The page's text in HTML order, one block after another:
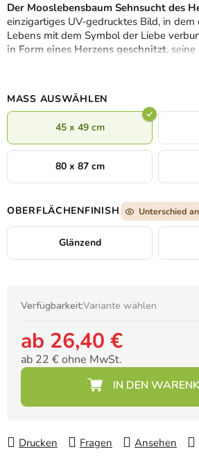
Der Mooslebensbaum Sehnsucht des
einzigartiges UV-gedrucktes Bild, in dem
Lebens mit dem Symbol der Liebe
in Form eines Herzens geschnitzt,
dichtem grünem Moos und die Wurzeln
über. So
zwischen Natur und Leidenschaft, der
unterstreicht.
MASS AUSWÄHLEN
45 x 49 cm
80 x 87 cm
OBERFLÄCHENFINISH Unterschied
Glänzend
Verfügbarkeit:Variante wählen
ab 26,40 €
ab 22 €ohne MwSt.
Drucken Fragen Ansehen